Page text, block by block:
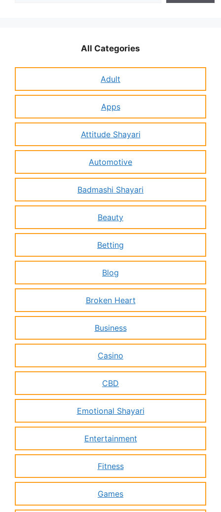
All Categories
Adult
Apps
Attitude Shayari
Automotive
Badmashi Shayari
Beauty
Betting
Blog
Broken Heart
Business
Casino
CBD
Emotional Shayari
Entertainment
Fitness
Games